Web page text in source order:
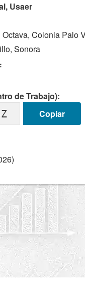
Usaer
Colonia Palo
Sonora
de Trabajo):
Copiar